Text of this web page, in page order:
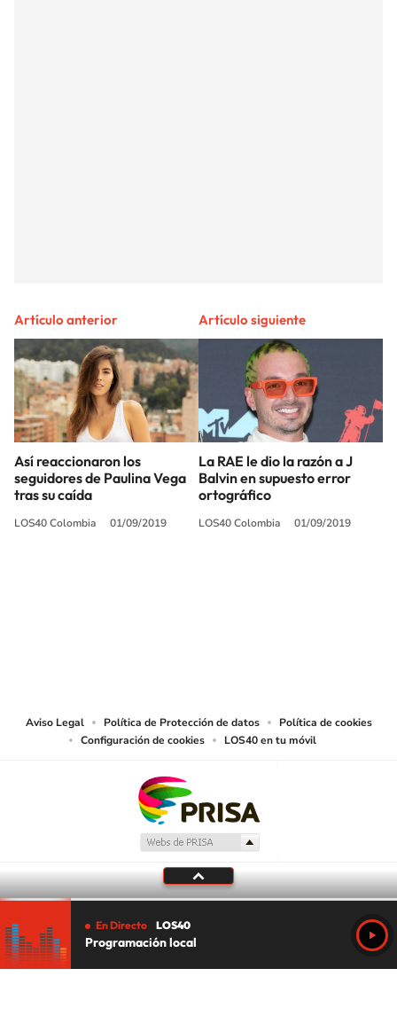
Artículo anterior
Así reaccionaron los
seguidores de Paulina Vega
tras su caída
LOS40 Colombia 01/09/2019
Artículo siguiente
La RAE le dio la razón a J
Balvin en supuesto error
ortográfico
LOS40 Colombia 01/09/2019
Aviso Legal Política de Protección de datos
Política de cookies
Configuración de cookies
LOS40 en tu móvil
En Directo LOS40
Programación local